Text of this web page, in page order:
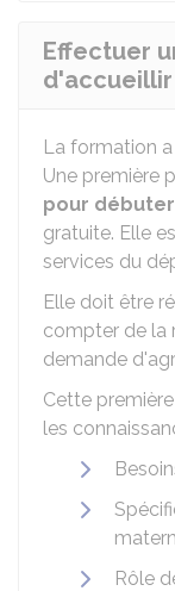
Effectuer
La formation
Une première
pour débuter
gratuite. Elle
services du
Elle doit être
compter de la
demande
Cette
les
Rôle